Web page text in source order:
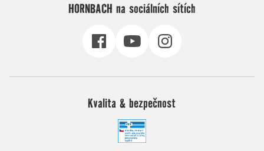
HORNBACH na sociálních sítích
Kvalita & bezpečnost